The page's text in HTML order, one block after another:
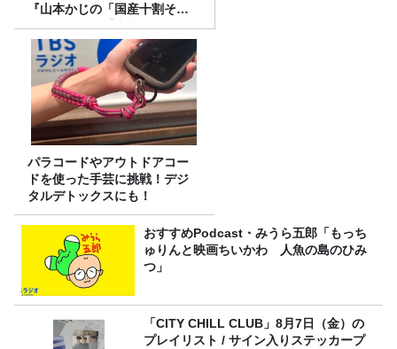
『山本かじの「国産十割そ
ば」』とは？【十割そば10種
食べ比べ】
パラコードやアウトドアコー
ドを使った手芸に挑戦！デジ
タルデトックスにも！
おすすめPodcast・みうら五郎「もっち
ゅりんと映画ちいかわ 人魚の島のひみ
つ」
「CITY CHILL CLUB」8月7日（金）の
プレイリスト / サイン入りステッカープ